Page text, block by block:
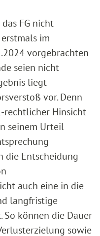
FG nicht
im
vorgebrachten
seien nicht
liegt
vor. Denn
rechtlicher Hinsicht
seinem Urteil
die Entscheidung
auch eine in die
langfristige
können die Dauer
sowie